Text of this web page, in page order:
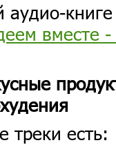
книге
вместе
треки есть: